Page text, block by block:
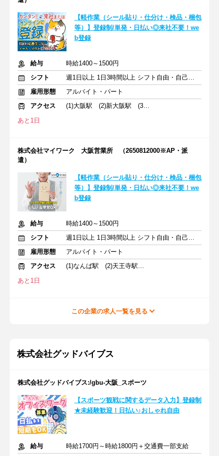
【軽作業（シール貼り・仕分け・検品・梱包
等）】登録制/単発・日払い◎来社不要！we
b登録
給与
時給1400～1500円
シフト
週1日以上 1日3時間以上 シフト自由・自己申告
雇用形態
アルバイト・パート
アクセス
(1)大阪駅 (2)新大阪駅 (3)茨木駅
あと1日
株式会社マイワーク 大阪営業所 （2650812000※AP・派
遣）
【軽作業（シール貼り・仕分け・検品・梱包
等）】登録制/単発・日払い◎来社不要！we
b登録
給与
時給1400～1500円
シフト
週1日以上 1日3時間以上 シフト自由・自己申告
雇用形態
アルバイト・パート
アクセス
(1)なんば駅 (2)天王寺駅 (3)梅田駅
あと1日
この企業の求人一覧を見る
株式会社グッドバイブス
株式会社グッドバイブス:/gbu-大阪_スポーツ
【スポーツ観戦に関するデータ入力】登録制
★未経験歓迎！日払い♪おしゃれ自由
給与
時給1700円～時給1800円＋交通費一部支給